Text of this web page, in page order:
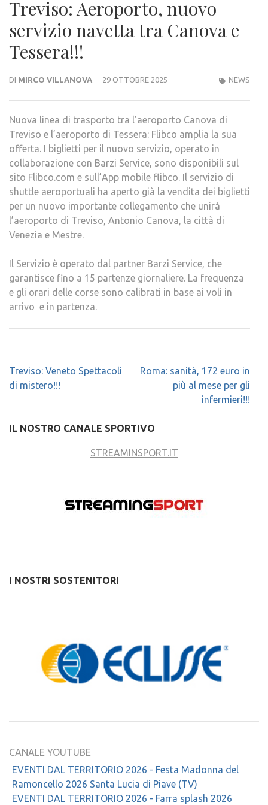
Treviso: Aeroporto, nuovo
servizio navetta tra Canova e
Tessera!!!
DI MIRCO VILLANOVA 29 OTTOBRE 2025 NEWS
Nuova linea di trasporto tra l’aeroporto Canova di
Treviso e l’aeroporto di Tessera: Flibco amplia la sua
offerta. I biglietti per il nuovo servizio, operato in
collaborazione con Barzi Service, sono disponibili sul
sito Flibco.com e sull’App mobile flibco. Il servizio di
shuttle aeroportuali ha aperto già la vendita dei biglietti
per un nuovo importante collegamento che unirà
l’aeroporto di Treviso, Antonio Canova, la città di
Venezia e Mestre.
Il Servizio è operato dal partner Barzi Service, che
garantisce fino a 15 partenze giornaliere. La frequenza
e gli orari delle corse sono calibrati in base ai voli in
arrivo e in partenza.
Navigazione
articoli
Treviso: Veneto Spettacoli
di mistero!!!
Roma: sanità, 172 euro in
più al mese per gli
infermieri!!!
IL NOSTRO CANALE SPORTIVO
STREAMINSPORT.IT
I NOSTRI SOSTENITORI
CANALE YOUTUBE
EVENTI DAL TERRITORIO 2026 - Festa Madonna del
Ramoncello 2026 Santa Lucia di Piave (TV)
EVENTI DAL TERRITORIO 2026 - Farra splash 2026